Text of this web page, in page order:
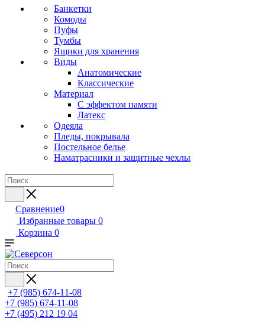
Банкетки
Комоды
Пуфы
Тумбы
Ящики для хранения
Виды
Анатомические
Классические
Материал
С эффектом памяти
Латекс
Одеяла
Пледы, покрывала
Постельное белье
Наматрасники и защитные чехлы
Сравнение0
Избранные товары 0
Корзина 0
+7 (985) 674-11-08
+7 (985) 674-11-08
+7 (495) 212 19 04